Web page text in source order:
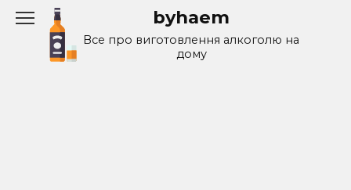
Перейти
содержанию
byhaem
Все про виготовлення алкоголю на
дому